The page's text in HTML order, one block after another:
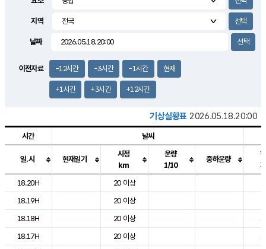
1.9m/s
지역
날짜
이전자료 -12시간 -3시간 -1시간 현재
+1시간 +3시간 +12시간
기상실황표 2026.05.18.20:00
도시별 기상실황표로 지점, 날씨, 기온, 강수, 바람, 기압등을 안내한 표입
시간 날씨
일.시 현재일기
시정
km
운량
1/10
중하운량
18.20H
20 이상
18.19H
20 이상
18.18H
20 이상
18.17H
20 이상